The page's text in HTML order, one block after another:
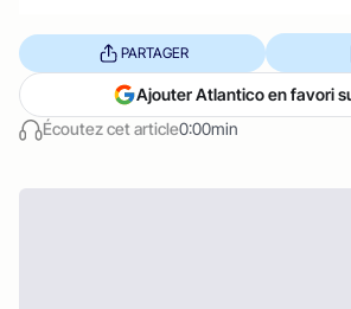
Écoutez cet article0:00min
PARTAGER
Ajouter Atlantico en favori